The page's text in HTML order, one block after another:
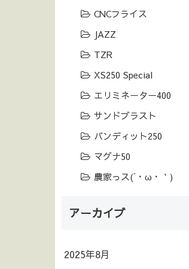
CNCフライス
JAZZ
TZR
XS250 Special
エリミネーター400
サンドブラスト
バンディット250
マグナ50
農家っス(´・ω・｀)
アーカイブ
2025年8月